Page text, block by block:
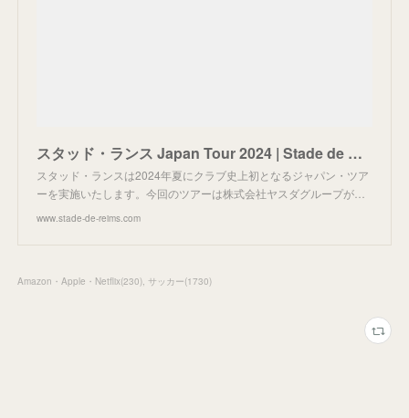
スタッド・ランス Japan Tour 2024 | Stade de ReimsStade de Reims
スタッド・ランスは2024年夏にクラブ史上初となるジャパン・ツア
ーを実施いたします。今回のツアーは株式会社ヤスダグループが…
www.stade-de-reims.com
Amazon・Apple・Netflix(230) サッカー(1730)